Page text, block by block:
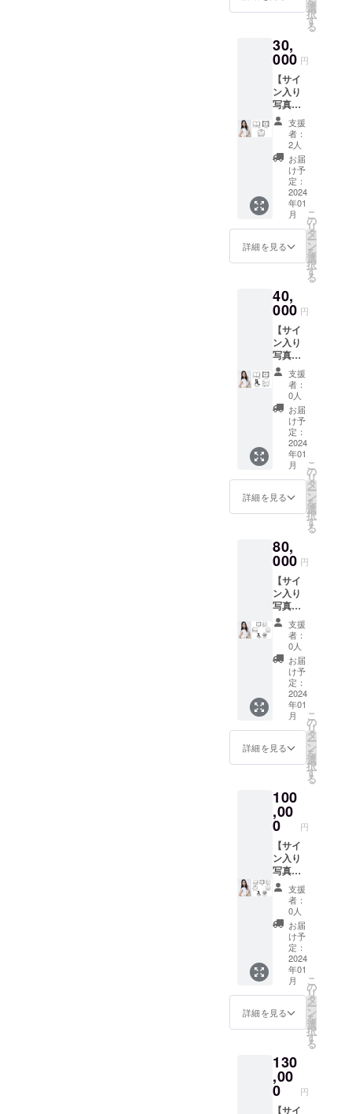
さい。
※メール
アドレ
スのお
間違い
がない
ようお
願い致
しま
す。
礼動画
■私物提
供 ご
本人が
使用し
ている
私物
（私物
例：
ポー
チ、
バッ
ク、ヘ
アーア
クセサ
リー、
靴下、
※リター
ン時期
や詳細
につい
ては本
文も併
せてご
参照下
さい。
※メール
アドレ
スのお
間違い
がない
ようお
しま
す。
にメッ
セージ
データ
でお送
りし、
写真集
を郵送
でお届
け致し
ます。
また、
ご本人
とスマ
ホで指
定アプ
リをつ
かって
オンラ
イン
が楽し
めま
す！ ■
サイン
入り写
真集
ご本人
の直筆
サイン
入り写
真集を
１冊 ■
お礼の
動画
ご本人
が撮影
したお
■オンラ
デート
（60分
程度）
ご本
人とご
自身の
スマホ
で指定
のアプ
リをつ
かって
オンラ
イン
デート
（60分
が楽し
めま
ン時期
や詳細
につい
ては本
文も併
せてご
参照下
さい。
※メール
アドレ
スのお
間違い
がない
ようお
願い致
しま
選
択
す
る
30,
000 円
【サイ
ン入り
写真集
＋撮影
衣装
（サイ
ン入り
写真付
き・水
着やラ
ンジェ
リー類
は含ま
れませ
ん。）
+お礼の
30,000
円 お礼
の動画
を皆様
にメッ
セージ
にて
データ
でお送
りし、
写真集
＋撮影
衣装
（サイ
ン入り
写真付
き）を
す。 ■
サイン
入り写
真集
ご本人
の直筆
サイン
入り写
真集を
１冊 ■
お礼の
動画
ご本人
が撮影
したお
礼動画
■撮影衣
人が着
用した
衣装の
生写真
写真１
枚付き
（直筆
サイン
入り）
※水着
やラン
ジェ
リー類
は含ま
れませ
ん。
※リター
ン時期
文も併
せてご
参照下
さい。
支援
者：
2人
お届
け予
定：
2024
年01
月
詳細を見る
こ
の
リ
タ
ー
ン
を
選
択
す
る
40,
000 円
【サイ
ン入り
写真集
＋生写
真10枚
＋お渡
し撮影
会（60
分程
度）+お
礼の動
画】
40,000
円 お
礼の動
画を皆
メッ
セージ
にて
データ
でお送
りし、
写真集
＋生写
真10枚
を郵送
でお届
け致し
ます。
また、
後日行
われる
お渡し
に参加
できま
す。 ■
サイン
入り写
真集
ご本人
の直筆
サイン
入り写
真集を
１冊 ■
お礼の
動画
ご本人
が撮影
したお
礼動画
枚 写
真集に
は載せ
ていな
支援
者：
0人
お届
け予
定：
2024
年01
月
詳細を見る
こ
の
リ
タ
ー
ン
を
選
択
す
る
80,
000 円
【サイ
ン入り
写真集
＋生写
真10枚
＋+お礼
の動画
+撮影現
場見学
（プラ
ス、
ツー
ショッ
ト写メ
撮影）
+お渡し
（60分
程度）
+オンラ
イン
デート
（60分
程
度）】
80,000
円 お礼
の動画
を皆様
にメッ
セージ
にて
データ
でお送
りし、
写真集
真10枚
を郵送
でお届
け致し
ます。
支援
者：
0人
お届
け予
定：
2024
年01
月
詳細を見る
こ
の
リ
タ
ー
ン
を
選
択
す
る
100
,00
0 円
【サイ
ン入り
写真集
＋生写
真10枚
＋お礼
の動画
+撮影衣
装（サ
イン入
り写真
付き・
水着や
ラン
ジェ
リー類
れませ
ん。）
+撮影現
場見学
（プラ
支援
者：
0人
お届
け予
定：
2024
年01
月
詳細を見る
こ
の
リ
タ
ー
ン
を
選
択
す
る
130
,00
0 円
【サイ